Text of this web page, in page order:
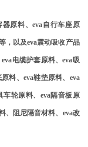
器原料、eva自行车座原
，以及eva震动吸收产品
eva电缆护套原料、eva吸
料、 eva鞋垫原料、 eva
车轮原料、 eva隔音板原
、阻尼隔音材料、 eva改